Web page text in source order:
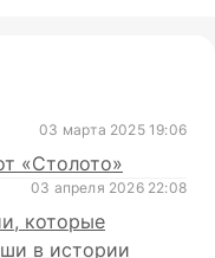
03 марта 2025 19:06
«Столото»
03 апреля 2026 22:08
которые
в истории